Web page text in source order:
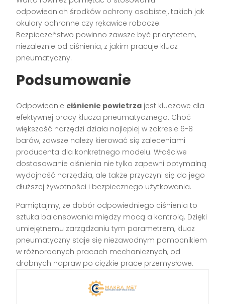
odpowiednich środków ochrony osobistej, takich jak
okulary ochronne czy rękawice robocze.
Bezpieczeństwo powinno zawsze być priorytetem,
niezależnie od ciśnienia, z jakim pracuje klucz
pneumatyczny.
Podsumowanie
Odpowiednie ciśnienie powietrza jest kluczowe dla
efektywnej pracy klucza pneumatycznego. Choć
większość narzędzi działa najlepiej w zakresie 6-8
barów, zawsze należy kierować się zaleceniami
producenta dla konkretnego modelu. Właściwe
dostosowanie ciśnienia nie tylko zapewni optymalną
wydajność narzędzia, ale także przyczyni się do jego
dłuższej żywotności i bezpiecznego użytkowania.
Pamiętajmy, że dobór odpowiedniego ciśnienia to
sztuka balansowania między mocą a kontrolą. Dzięki
umiejętnemu zarządzaniu tym parametrem, klucz
pneumatyczny staje się niezawodnym pomocnikiem
w różnorodnych pracach mechanicznych, od
drobnych napraw po ciężkie prace przemysłowe.